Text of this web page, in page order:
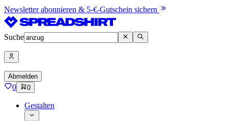
Newsletter abonnieren & 5-€-Gutschein sichern
Suche
Abmelden
0 0
Gestalten